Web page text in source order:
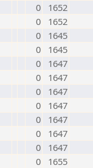
0
1652
0
1652
0
1645
0
1645
0
1647
0
1647
0
1647
0
1647
0
1647
0
1647
0
1647
0
1655